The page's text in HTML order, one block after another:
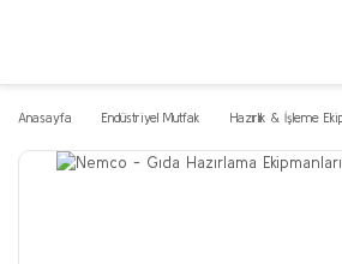
Anasayfa Endüstriyel Mutfak Hazırlık & İşleme